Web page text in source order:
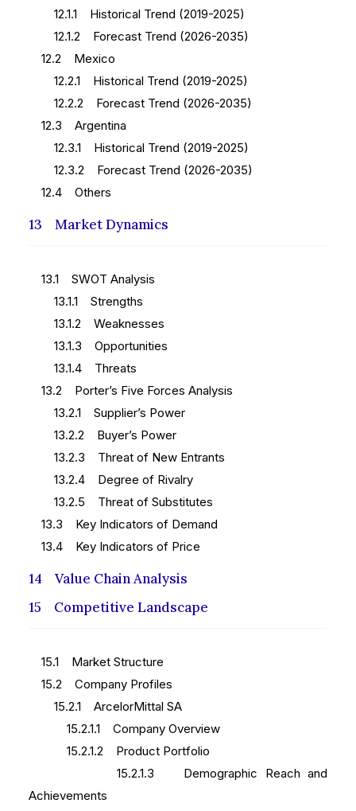
12.1.1 Historical Trend (2019-2025)
12.1.2 Forecast Trend (2026-2035)
12.2 Mexico
12.2.1 Historical Trend (2019-2025)
12.2.2 Forecast Trend (2026-2035)
12.3 Argentina
12.3.1 Historical Trend (2019-2025)
12.3.2 Forecast Trend (2026-2035)
12.4 Others
13 Market Dynamics
13.1 SWOT Analysis
13.1.1 Strengths
13.1.2 Weaknesses
13.1.3 Opportunities
13.1.4 Threats
13.2 Porter’s Five Forces Analysis
13.2.1 Supplier’s Power
13.2.2 Buyer’s Power
13.2.3 Threat of New Entrants
13.2.4 Degree of Rivalry
13.2.5 Threat of Substitutes
13.3 Key Indicators of Demand
13.4 Key Indicators of Price
14 Value Chain Analysis
15 Competitive Landscape
15.1 Market Structure
15.2 Company Profiles
15.2.1 ArcelorMittal SA
15.2.1.1 Company Overview
15.2.1.2 Product Portfolio
15.2.1.3 Demographic Reach and
Achievements